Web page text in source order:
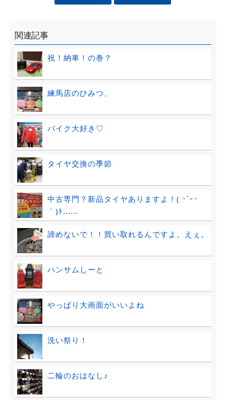
関連記事
祝！納車！の巻？
練馬店のひみつ、
バイク大好き♡
タイヤ交換の季節
中古専門？新品タイヤありますよ！( ･´ｰ･
｀)ﾄ......
諦めないで！！買い取れるんですよ。えぇ。
ハンサムしーと
やっぱり大画面がいいよね
洗い祭り！
二輪のおはなし♪